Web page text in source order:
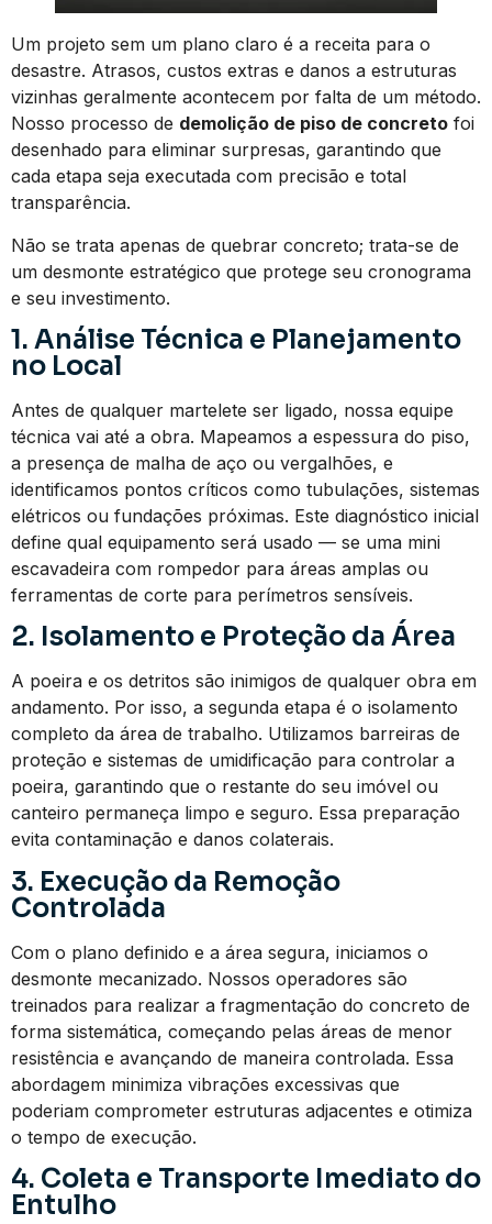
Um projeto sem um plano claro é a receita para o
desastre. Atrasos, custos extras e danos a estruturas
vizinhas geralmente acontecem por falta de um método.
Nosso processo de demolição de piso de concreto foi
desenhado para eliminar surpresas, garantindo que
cada etapa seja executada com precisão e total
transparência.
Não se trata apenas de quebrar concreto; trata-se de
um desmonte estratégico que protege seu cronograma
e seu investimento.
1. Análise Técnica e Planejamento
no Local
Antes de qualquer martelete ser ligado, nossa equipe
técnica vai até a obra. Mapeamos a espessura do piso,
a presença de malha de aço ou vergalhões, e
identificamos pontos críticos como tubulações, sistemas
elétricos ou fundações próximas. Este diagnóstico inicial
define qual equipamento será usado — se uma mini
escavadeira com rompedor para áreas amplas ou
ferramentas de corte para perímetros sensíveis.
2. Isolamento e Proteção da Área
A poeira e os detritos são inimigos de qualquer obra em
andamento. Por isso, a segunda etapa é o isolamento
completo da área de trabalho. Utilizamos barreiras de
proteção e sistemas de umidificação para controlar a
poeira, garantindo que o restante do seu imóvel ou
canteiro permaneça limpo e seguro. Essa preparação
evita contaminação e danos colaterais.
3. Execução da Remoção
Controlada
Com o plano definido e a área segura, iniciamos o
desmonte mecanizado. Nossos operadores são
treinados para realizar a fragmentação do concreto de
forma sistemática, começando pelas áreas de menor
resistência e avançando de maneira controlada. Essa
abordagem minimiza vibrações excessivas que
poderiam comprometer estruturas adjacentes e otimiza
o tempo de execução.
4. Coleta e Transporte Imediato do
Entulho